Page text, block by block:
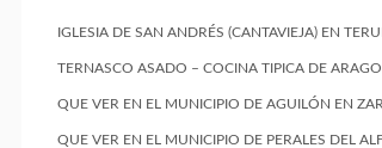
IGLESIA DE SAN ANDRÉS (CANTAVIEJA) EN
TERNASCO ASADO – COCINA TIPICA DE
QUE VER EN EL MUNICIPIO DE AGUILÓN EN
QUE VER EN EL MUNICIPIO DE PERALES DEL